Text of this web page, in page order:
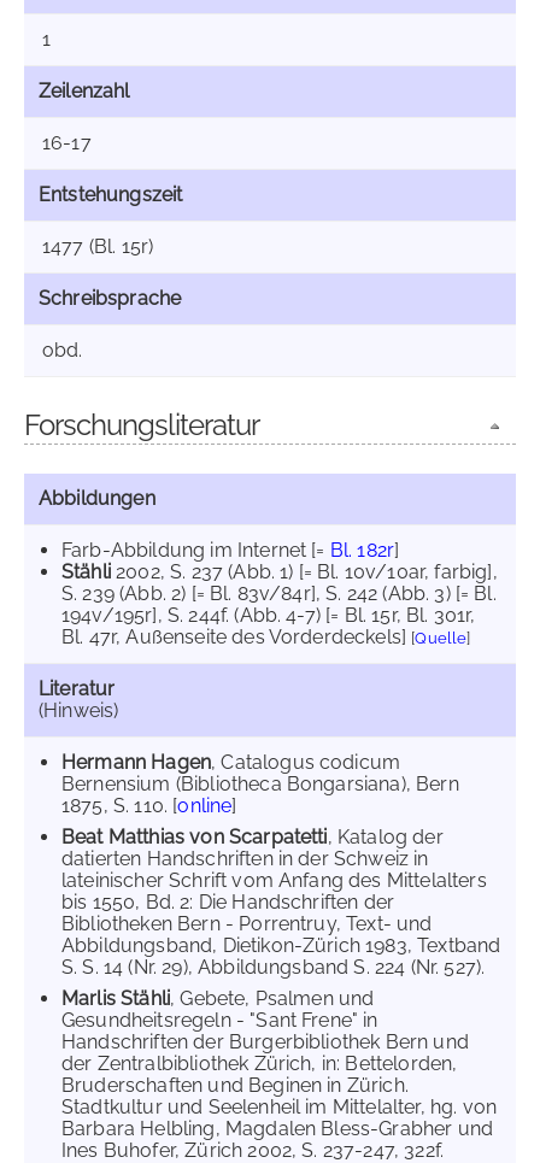
1
Zeilenzahl
16-17
Entstehungszeit
1477 (Bl. 15r)
Schreibsprache
obd.
Forschungsliteratur
Abbildungen
Farb-Abbildung im Internet [= Bl. 182r]
Stähli2002, S. 237 (Abb. 1) [= Bl. 10v/10ar, farbig],
S. 239 (Abb. 2) [= Bl. 83v/84r], S. 242 (Abb. 3) [= Bl.
194v/195r], S. 244f. (Abb. 4-7) [= Bl. 15r, Bl. 301r,
Bl. 47r, Außenseite des Vorderdeckels] [Quelle]
Literatur
(Hinweis)
Hermann Hagen, Catalogus codicum
Bernensium (Bibliotheca Bongarsiana), Bern
1875, S. 110. [online]
Beat Matthias von Scarpatetti, Katalog der
datierten Handschriften in der Schweiz in
lateinischer Schrift vom Anfang des Mittelalters
bis 1550, Bd. 2: Die Handschriften der
Bibliotheken Bern - Porrentruy, Text- und
Abbildungsband, Dietikon-Zürich 1983, Textband
S. S. 14 (Nr. 29), Abbildungsband S. 224 (Nr. 527).
Marlis Stähli, Gebete, Psalmen und
Gesundheitsregeln - "Sant Frene" in
Handschriften der Burgerbibliothek Bern und
der Zentralbibliothek Zürich, in: Bettelorden,
Bruderschaften und Beginen in Zürich.
Stadtkultur und Seelenheil im Mittelalter, hg. von
Barbara Helbling, Magdalen Bless-Grabher und
Ines Buhofer, Zürich 2002, S. 237-247, 322f.